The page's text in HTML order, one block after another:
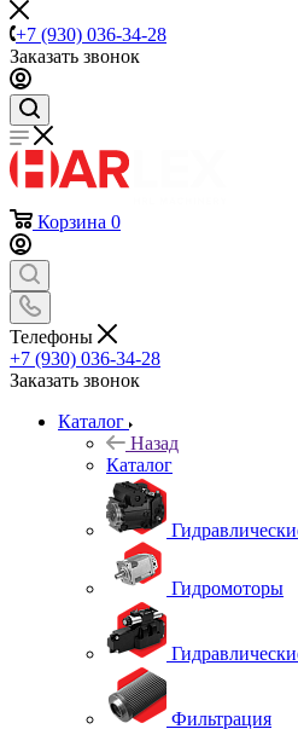
+7 (930) 036-34-28
Заказать звонок
Корзина 0
Телефоны
+7 (930) 036-34-28
Заказать звонок
Каталог
Назад
Каталог
Гидромоторы
Фильтрация